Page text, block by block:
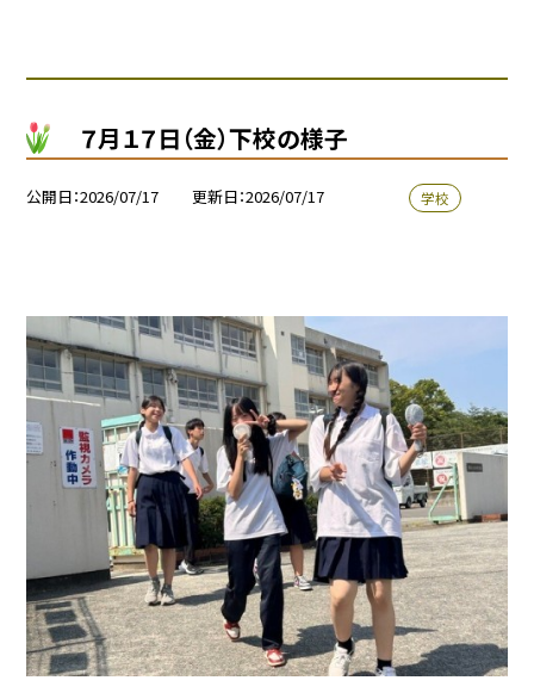
７月１７日（金）下校の様子
公開日 2026/07/17 更新日 2026/07/17 学校